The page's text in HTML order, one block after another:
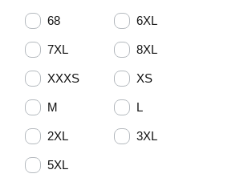
68 6XL
7XL 8XL
XXXS XS
M L
2XL 3XL
5XL